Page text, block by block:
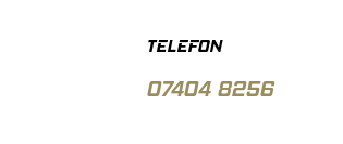
TELEFON
07404 8256